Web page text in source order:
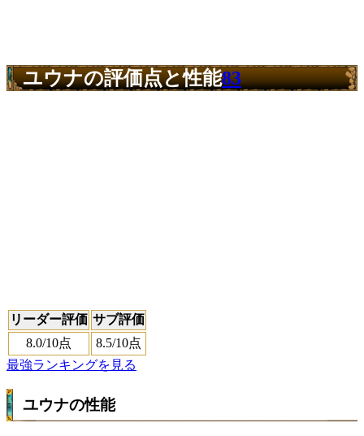
ユウナの評価点と性能83
リーダー評価 サブ評価
8.0/10点 8.5/10点
最強ランキングを見る
ユウナの性能